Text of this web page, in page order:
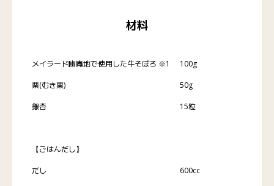
材料
メイラード幽庵地で使用した牛そぼろ ※1 100g
栗(むき栗) 50g
銀杏 15粒
【ごはんだし】
だし 600cc